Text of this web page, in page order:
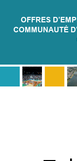
OFFRES
COMMUNAUTÉ